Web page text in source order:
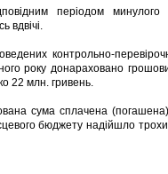
періодом минулого
вдвічі.
контрольно-
року донараховано
22 млн. гривень.
сума сплачена
бюджету надійшло